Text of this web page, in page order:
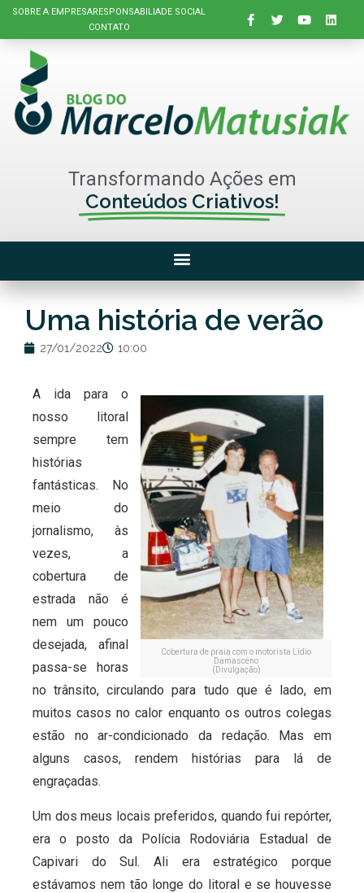
SOBRE A EMPRESARESPONSABILIADE SOCIAL
CONTATO
Transformando Ações em
Conteúdos Criativos!
Uma história de verão
27/01/2022 10:00
Cobertura de praia com o motorista Lìdio
Damasceno
(Divulgação)
A ida para o
nosso litoral
sempre tem
histórias
fantásticas. No
meio do
jornalismo, às
vezes, a
cobertura de
estrada não é
nem um pouco
desejada, afinal
passa-se horas
no trânsito, circulando para tudo que é lado, em
muitos casos no calor enquanto os outros colegas
estão no ar-condicionado da redação. Mas em
alguns casos, rendem histórias para lá de
engraçadas.
Um dos meus locais preferidos, quando fui repórter,
era o posto da Polícia Rodoviária Estadual de
Capivari do Sul. Ali era estratégico porque
estávamos nem tão longe do litoral e se houvesse